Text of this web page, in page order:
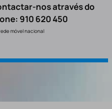
nos através do
910 620 450
móvel nacional